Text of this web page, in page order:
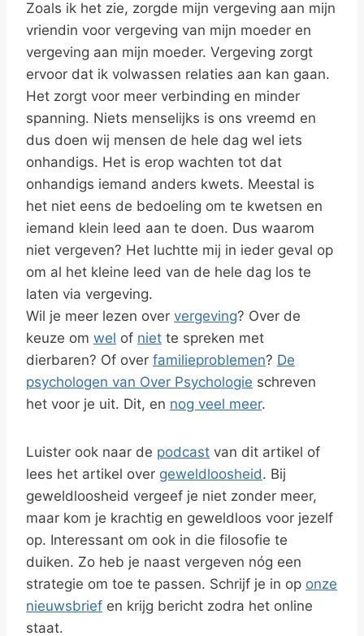
i
o
s
p
e
l
e
r
Zoals ik het zie, zorgde mijn vergeving aan mijn
vriendin voor vergeving van mijn moeder en
vergeving aan mijn moeder. Vergeving zorgt
ervoor dat ik volwassen relaties aan kan gaan.
Het zorgt voor meer verbinding en minder
spanning. Niets menselijks is ons vreemd en
dus doen wij mensen de hele dag wel iets
onhandigs. Het is erop wachten tot dat
onhandigs iemand anders kwets. Meestal is
het niet eens de bedoeling om te kwetsen en
iemand klein leed aan te doen. Dus waarom
niet vergeven? Het luchtte mij in ieder geval op
om al het kleine leed van de hele dag los te
laten via vergeving.
Wil je meer lezen over vergeving? Over de
keuze om wel of niet te spreken met
dierbaren? Of over familieproblemen? De
psychologen van Over Psychologie schreven
het voor je uit. Dit, en nog veel meer.
Luister ook naar de podcast van dit artikel of
lees het artikel over geweldloosheid. Bij
geweldloosheid vergeef je niet zonder meer,
maar kom je krachtig en geweldloos voor jezelf
op. Interessant om ook in die filosofie te
duiken. Zo heb je naast vergeven nóg een
strategie om toe te passen. Schrijf je in op onze
nieuwsbrief en krijg bericht zodra het online
staat.